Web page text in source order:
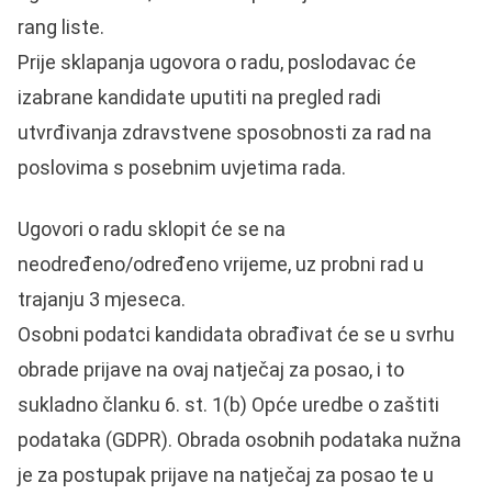
rang liste.
Prije sklapanja ugovora o radu, poslodavac će
izabrane kandidate uputiti na pregled radi
utvrđivanja zdravstvene sposobnosti za rad na
poslovima s posebnim uvjetima rada.
Ugovori o radu sklopit će se na
neodređeno/određeno vrijeme, uz probni rad u
trajanju 3 mjeseca.
Osobni podatci kandidata obrađivat će se u svrhu
obrade prijave na ovaj natječaj za posao, i to
sukladno članku 6. st. 1(b) Opće uredbe o zaštiti
podataka (GDPR). Obrada osobnih podataka nužna
je za postupak prijave na natječaj za posao te u